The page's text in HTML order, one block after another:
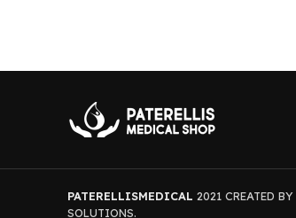
PATERELLISMEDICAL 2021 CREATED BY
SOLUTIONS.